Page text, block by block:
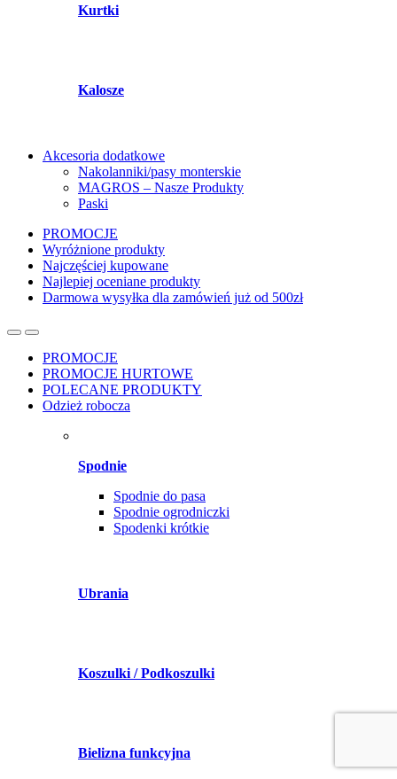
Kurtki
Kalosze
Akcesoria dodatkowe
Nakolanniki/pasy monterskie
MAGROS – Nasze Produkty
Paski
PROMOCJE
Wyróżnione produkty
Najczęściej kupowane
Najlepiej oceniane produkty
Darmowa wysyłka dla zamówień już od 500zł
PROMOCJE
PROMOCJE HURTOWE
POLECANE PRODUKTY
Odzież robocza
Spodnie
Spodnie do pasa
Spodnie ogrodniczki
Spodenki krótkie
Ubrania
Koszulki / Podkoszulki
Bielizna funkcyjna